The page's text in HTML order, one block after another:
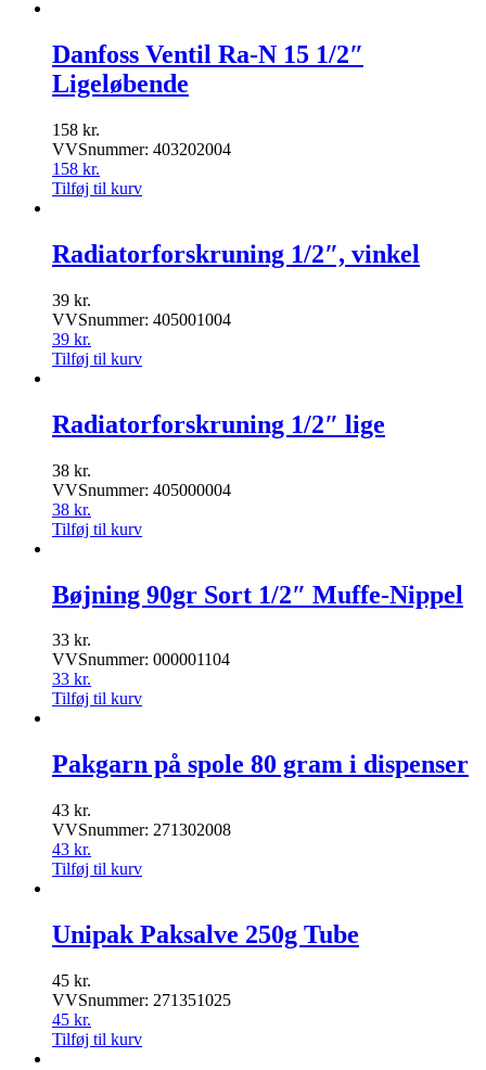
Danfoss Ventil Ra-N 15 1/2″
Ligeløbende
158 kr.
VVSnummer: 403202004
158 kr.
Tilføj til kurv
Radiatorforskruning 1/2″, vinkel
39 kr.
VVSnummer: 405001004
39 kr.
Tilføj til kurv
Radiatorforskruning 1/2″ lige
38 kr.
VVSnummer: 405000004
38 kr.
Tilføj til kurv
Bøjning 90gr Sort 1/2″ Muffe-Nippel
33 kr.
VVSnummer: 000001104
33 kr.
Tilføj til kurv
Pakgarn på spole 80 gram i dispenser
43 kr.
VVSnummer: 271302008
43 kr.
Tilføj til kurv
Unipak Paksalve 250g Tube
45 kr.
VVSnummer: 271351025
45 kr.
Tilføj til kurv